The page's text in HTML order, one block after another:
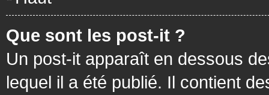
Que sont les post-it ?
Un post-it apparaît en dessous
lequel il a été publié. Il contient